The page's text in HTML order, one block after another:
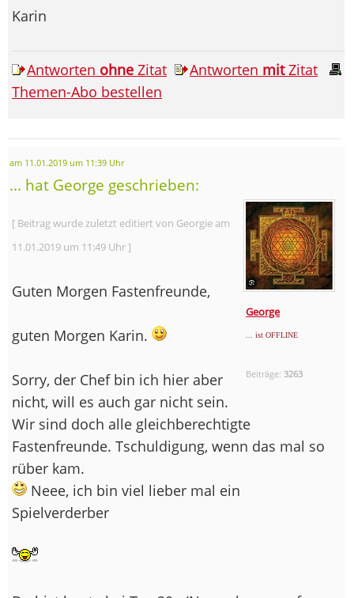
Karin
Antworten ohne Zitat Antworten mitZitat
Themen-Abo bestellen
am 11.01.2019 um 11:39 Uhr
... hat George geschrieben:
George
... ist OFFLINE
Beiträge:3263
[ Beitrag wurde zuletzt editiert von Georgie am
11.01.2019 um 11:49 Uhr ]
Guten Morgen Fastenfreunde,
guten Morgen Karin.
Sorry, der Chef bin ich hier aber
nicht, will es auch gar nicht sein.
Wir sind doch alle gleichberechtigte
Fastenfreunde. Tschuldigung, wenn das mal so
rüber kam.
Neee, ich bin viel lieber mal ein
Spielverderber